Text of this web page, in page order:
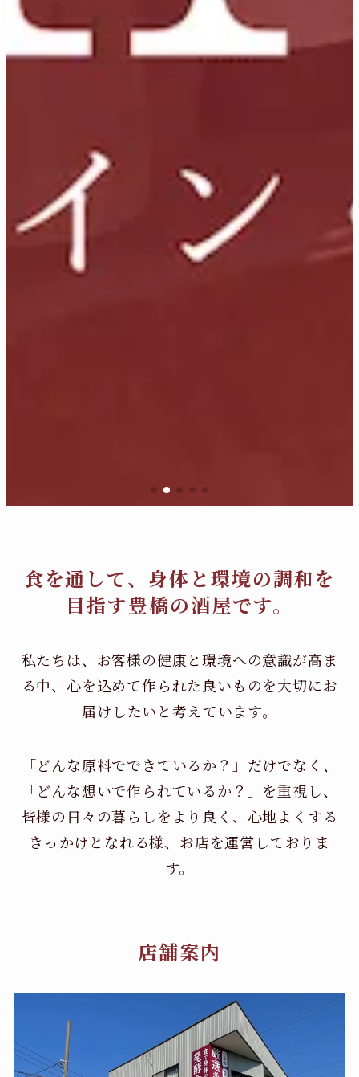
食を通して、身体と環境の調和を
目指す豊橋の酒屋です。
私たちは、お客様の健康と環境への意識が高ま
る中、 心を込めて作られた良いものを大切にお
届けしたいと考えています。
「どんな原料でできているか？」だけでなく、
「どんな想いで作られているか？」を重視し、
皆様の日々の暮らしをより良く、心地よくする
きっかけとなれる様、お店を運営しておりま
す。
店舗案内